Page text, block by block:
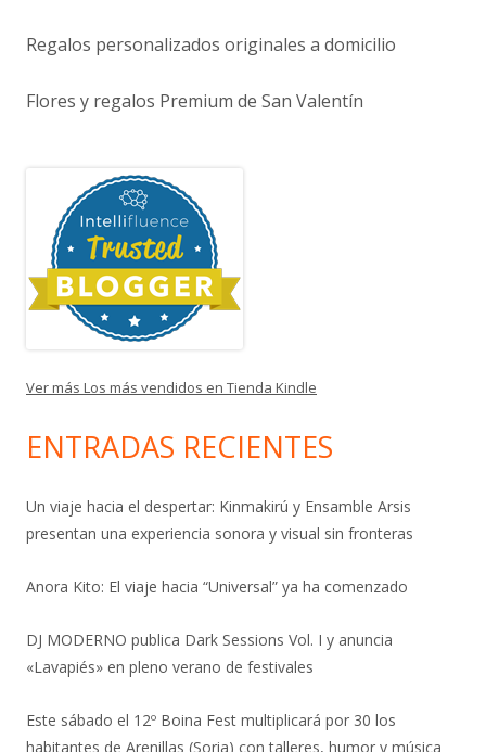
Regalos personalizados originales a domicilio
Flores y regalos Premium de San Valentín
Ver más Los más vendidos en Tienda Kindle
ENTRADAS RECIENTES
Un viaje hacia el despertar: Kinmakirú y Ensamble Arsis
presentan una experiencia sonora y visual sin fronteras
Anora Kito: El viaje hacia “Universal” ya ha comenzado
DJ MODERNO publica Dark Sessions Vol. I y anuncia
«Lavapiés» en pleno verano de festivales
Este sábado el 12º Boina Fest multiplicará por 30 los
habitantes de Arenillas (Soria) con talleres, humor y música